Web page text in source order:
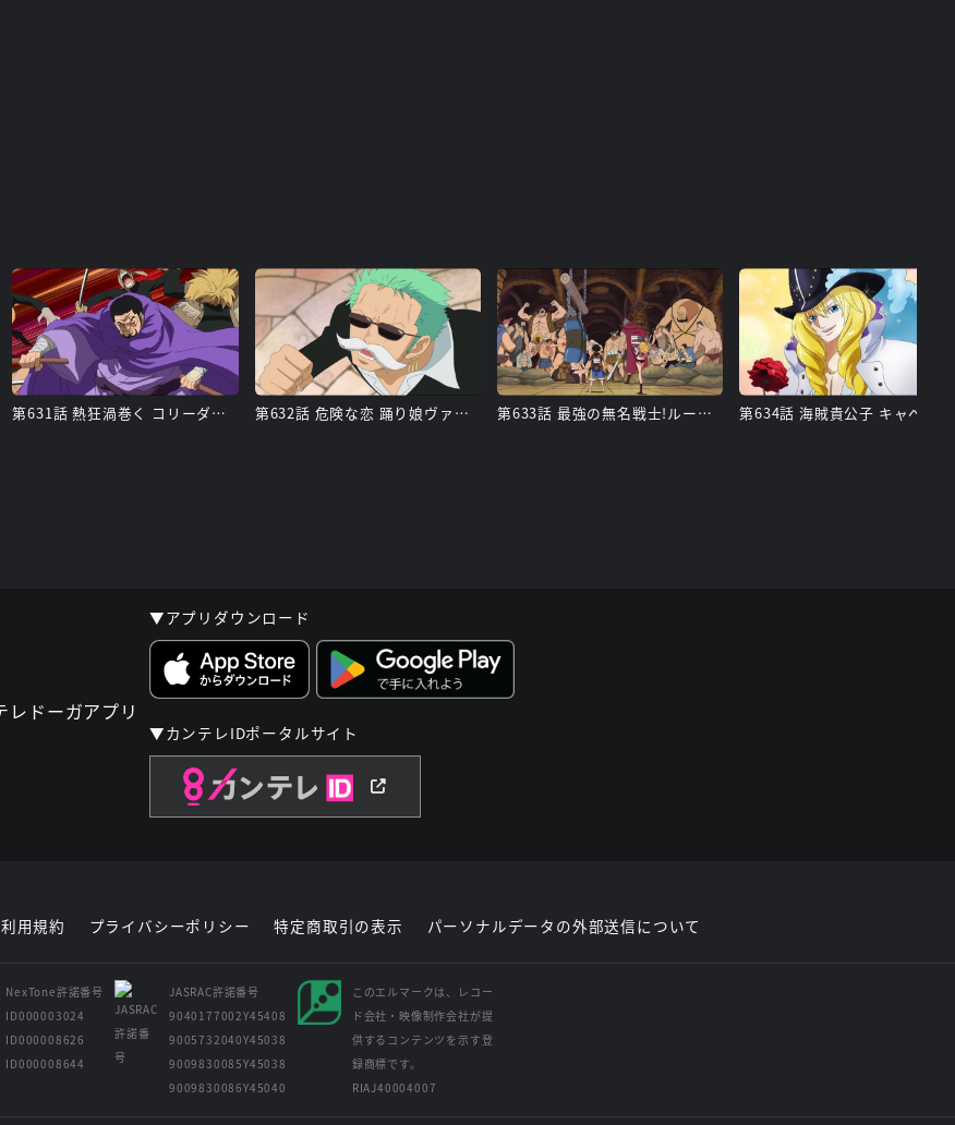
第631話 熱狂渦巻く コリーダコロシアム 第632話 危険な恋 踊り娘ヴァイオレット 第633話 最強の無名戦士!ルーシー登場
▼アプリダウンロード
▼カンテレIDポータルサイト
利用規約 プライバシーポリシー 特定商取引の表示 パーソナルデータの外部送信について
NexTone許諾番号
ID000003024
ID000008626
ID000008644
JASRAC許諾番号
9040177002Y45408
9005732040Y45038
9009830085Y45038
9009830086Y45040
このエルマークは、レコー
ド会社・映像制作会社が提
供するコンテンツを示す登
録商標です。
RIAJ40004007